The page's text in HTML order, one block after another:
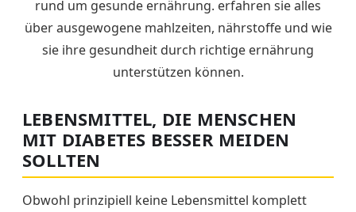
LEBENSMITTEL, DIE MENSCHEN
MIT DIABETES BESSER MEIDEN
SOLLTEN
Obwohl prinzipiell keine Lebensmittel komplett